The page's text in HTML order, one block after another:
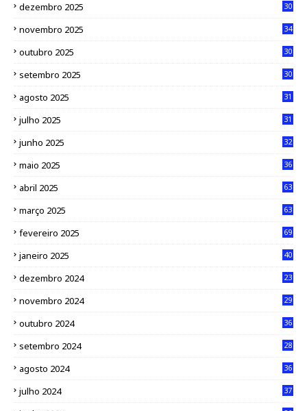
dezembro 2025 30
novembro 2025 34
outubro 2025 30
setembro 2025 30
agosto 2025 31
julho 2025 31
junho 2025 32
maio 2025 36
abril 2025 63
março 2025 63
fevereiro 2025 69
janeiro 2025 40
dezembro 2024 23
novembro 2024 29
outubro 2024 36
setembro 2024 28
agosto 2024 36
julho 2024 37